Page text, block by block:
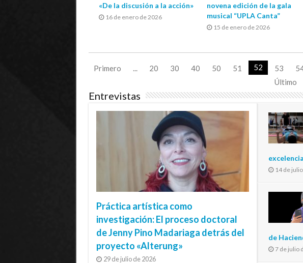
«De la discusión a la acción»
16 de enero de 2026
novena edición de la gala
musical “UPLA Canta”
15 de enero de 2026
Primero 20 30 40 50 51 52 53
Último
Entrevistas
Práctica artística como
investigación: El proceso doctoral
de Jenny Pino Madariaga detrás del
proyecto «Alterung»
29 de julio de 2026
14 de
de
7 de julio